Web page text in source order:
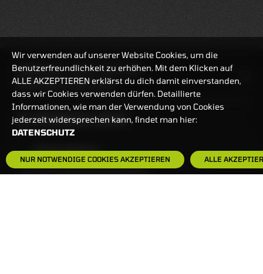
BANKEINSTELLUNGEN
HÄUFIG GESUCHT:
HANDELSZEIT
MO-FR: 7:30-23 UHR
ZERTIFIKATE
8:00-22 UHR
Wir verwenden auf unserer Website Cookies, um die
Benutzerfreundlichkeit zu erhöhen. Mit dem Klicken auf
ALLE AKZEPTIEREN erklärst du dich damit einverstanden,
dass wir Cookies verwenden dürfen. Detaillierte
Informationen, wie man der Verwendung von Cookies
jederzeit widersprechen kann, findet man hier:
DATENSCHUTZ
NUR NOTWENDIGE COOKIES AKZEPTIEREN ALLE